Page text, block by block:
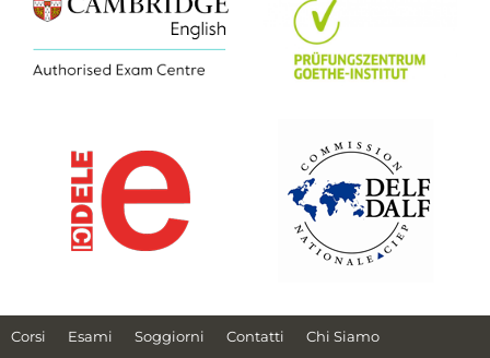
Corsi Esami Soggiorni Contatti Chi Siamo